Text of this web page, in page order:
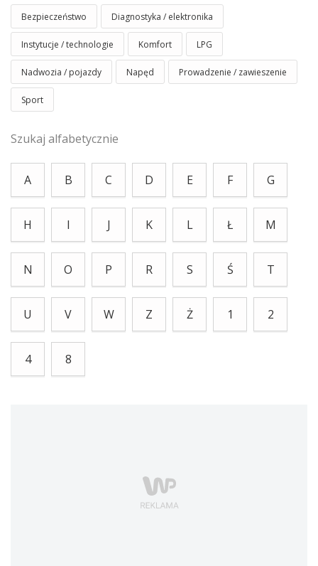
Bezpieczeństwo Diagnostyka / elektronika
Instytucje / technologie Komfort LPG
Nadwozia / pojazdy Napęd Prowadzenie / zawieszenie
Sport
Szukaj alfabetycznie
A B C D E F G
H I J K L Ł M
N O P R S Ś T
U V W Z Ż 1 2
4 8